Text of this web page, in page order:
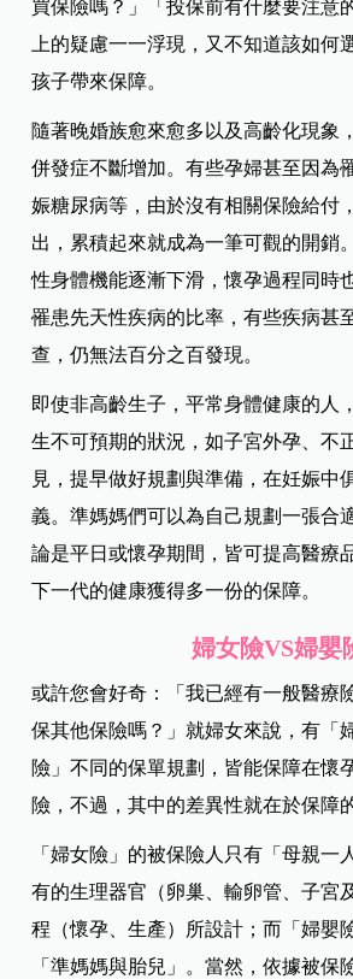
買保險嗎？」「投保前有什麼要注意
上的疑慮一一浮現，又不知道該如何
孩子帶來保障。
隨著晚婚族愈來愈多以及高齡化現象
併發症不斷增加。有些孕婦甚至因為
娠糖尿病等，由於沒有相關保險給付
出，累積起來就成為一筆可觀的開銷
性身體機能逐漸下滑，懷孕過程同時
罹患先天性疾病的比率，有些疾病甚
查，仍無法百分之百發現。
即使非高齡生子，平常身體健康的人
生不可預期的狀況，如子宮外孕、不
見，提早做好規劃與準備，在妊娠中
義。準媽媽們可以為自己規劃一張合
論是平日或懷孕期間，皆可提高醫療
下一代的健康獲得多一份的保障。
婦女險VS婦嬰
或許您會好奇：「我已經有一般醫療
保其他保險嗎？」就婦女來說，有「
險」不同的保單規劃，皆能保障在懷
險，不過，其中的差異性就在於保障
「婦女險」的被保險人只有「母親一
有的生理器官（卵巢、輸卵管、子宮
程（懷孕、生產）所設計；而「婦嬰
「準媽媽與胎兒」。當然，依據被保